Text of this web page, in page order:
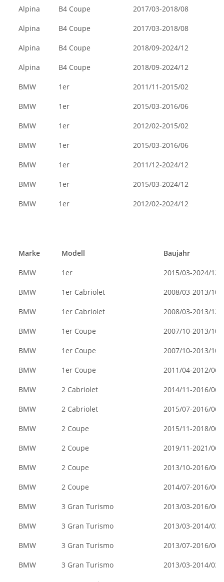
Alpina B4 Coupe 2017/03-2018/08
Alpina B4 Coupe 2017/03-2018/08
Alpina B4 Coupe 2018/09-2024/12
Alpina B4 Coupe 2018/09-2024/12
BMW 1er 2011/11-2015/02
BMW 1er 2015/03-2016/06
BMW 1er 2012/02-2015/02
BMW 1er 2015/03-2016/06
BMW 1er 2011/12-2024/12
BMW 1er 2015/03-2024/12
BMW 1er 2012/02-2024/12
Marke Modell Baujahr
BMW 1er 2015/03-2024/12
BMW 1er Cabriolet 2008/03-2013/10
BMW 1er Cabriolet 2008/03-2013/12
BMW 1er Coupe 2007/10-2013/10
BMW 1er Coupe 2007/10-2013/10
BMW 1er Coupe 2011/04-2012/06
BMW 2 Cabriolet 2014/11-2016/06
BMW 2 Cabriolet 2015/07-2016/06
BMW 2 Coupe 2015/11-2018/06
BMW 2 Coupe 2019/11-2021/06
BMW 2 Coupe 2013/10-2016/06
BMW 2 Coupe 2014/07-2016/06
BMW 3 Gran Turismo 2013/03-2016/06
BMW 3 Gran Turismo 2013/03-2014/03
BMW 3 Gran Turismo 2013/07-2016/06
BMW 3 Gran Turismo 2013/03-2014/03